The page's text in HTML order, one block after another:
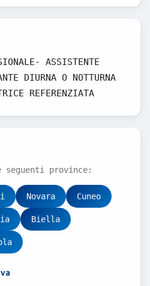
ASSISTENTE
DIURNA O NOTTURNA
REFERENZIATA
seguenti province:
Novara Cuneo
Biella